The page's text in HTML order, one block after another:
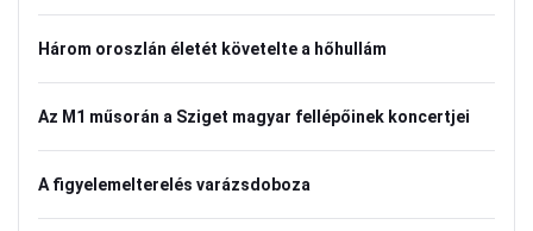
Három oroszlán életét követelte a hőhullám
Az M1 műsorán a Sziget magyar fellépőinek koncertjei
A figyelemelterelés varázsdoboza